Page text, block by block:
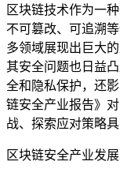
区块链技术作为一
不可篡改、可追溯
多领域展现出巨大
其安全问题也日益
全和隐私保护，还
链安全产业报告》
战、探索应对策略具
区块链安全产业发